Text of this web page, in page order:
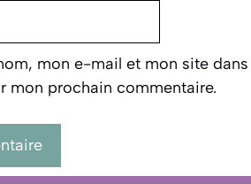
mon e-mail et mon site dans
mon prochain commentaire.